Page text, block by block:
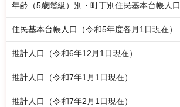
年齢（5歳階級）別・町丁別住民基本台帳人口
住民基本台帳人口（令和5年度各月1日現在）
推計人口（令和6年12月1日現在）
推計人口（令和7年1月1日現在）
推計人口（令和7年2月1日現在）